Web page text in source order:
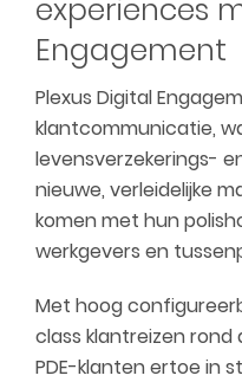
experiences
Engagement
Plexus Digital
klantcommunicatie,
levensverzekerings-
nieuwe, verleidelijke
komen met hun
werkgevers en
Met hoog
class klantreizen rond
PDE-klanten ertoe in